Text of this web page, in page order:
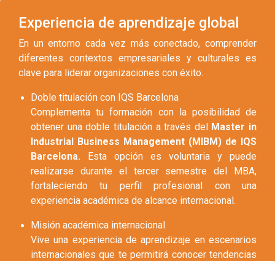
Experiencia de aprendizaje global
En un entorno cada vez más conectado, comprender
diferentes contextos empresariales y culturales es
clave para liderar organizaciones con éxito.
Doble titulación con IQS Barcelona
Complementa tu formación con la posibilidad de
obtener una doble titulación a través del Master in
Industrial Business Management (MIBM) de IQS
Barcelona. Esta opción es voluntaria y puede
realizarse durante el tercer semestre del MBA,
fortaleciendo tu perfil profesional con una
experiencia académica de alcance internacional.
Misión académica internacional
Vive una experiencia de aprendizaje en escenarios
internacionales que te permitirá conocer tendencias